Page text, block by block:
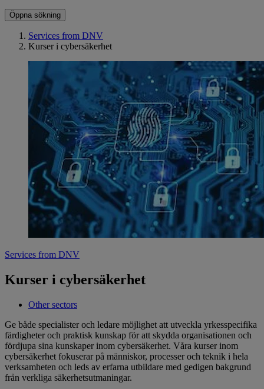
Öppna sökning
Services from DNV
Kurser i cybersäkerhet
Services from DNV
Kurser i cybersäkerhet
Other sectors
Ge både specialister och ledare möjlighet att utveckla yrkesspecifika
färdigheter och praktisk kunskap för att skydda organisationen och
fördjupa sina kunskaper inom cybersäkerhet. Våra kurser inom
cybersäkerhet fokuserar på människor, processer och teknik i hela
verksamheten och leds av erfarna utbildare med gedigen bakgrund
från verkliga säkerhetsutmaningar.